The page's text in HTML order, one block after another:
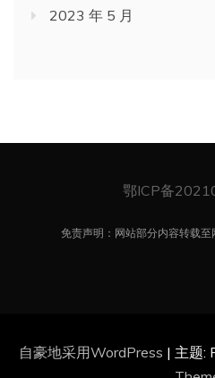
2023 年 5 月
鄂ICP备
免责声明：网站部分内容转载
自豪地采用WordPress | 主题: